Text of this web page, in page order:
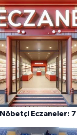
Eczaneler: